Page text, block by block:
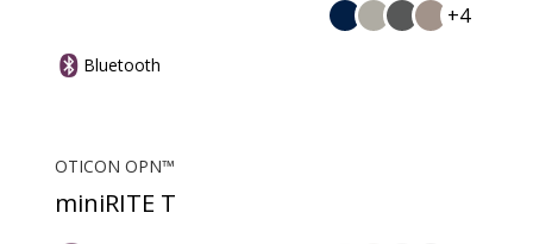
+4
Bluetooth
OTICON OPN™
miniRITE T